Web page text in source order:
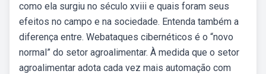
como ela surgiu no século xviii e quais foram seus
efeitos no campo e na sociedade. Entenda também a
diferença entre. Webataques cibernéticos é o “novo
normal” do setor agroalimentar. À medida que o setor
agroalimentar adota cada vez mais automação com